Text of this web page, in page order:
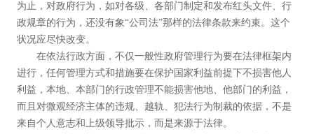
为止，对政府行为，如对各级、各部门制定和发布红头文件、行
政规章的行为，还没有象“公司法”那样的法律条款来约束。这个
状况应尽快改变。
在依法行政方面，不仅一般性政府管理行为要在法律框架内
进行，任何管理方式和措施要在保护国家利益前提下不损害他人
利益，本地、本部门的行政管理不能损害他地、他部门的利益，
而且对微观经济主体的违规、越轨、犯法行为制裁的依据，不是
来自个人意志和上级领导批示，而是来源于法律。